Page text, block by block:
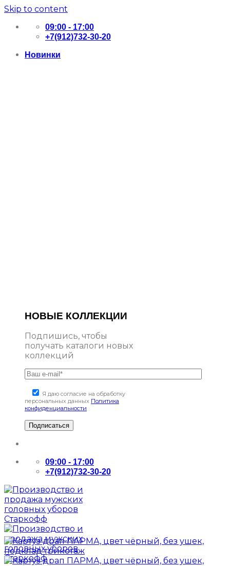
Skip to content
09:00 - 17:00
+7(912)732-30-20
Новинки
НОВЫЕ КОЛЛЕКЦИИ
Подпишись, чтобы
получать каталоги новых
коллекций
Я даю согласие на обработку
персональных данных Политика
конфиденциальности
09:00 - 17:00
+7(912)732-30-20